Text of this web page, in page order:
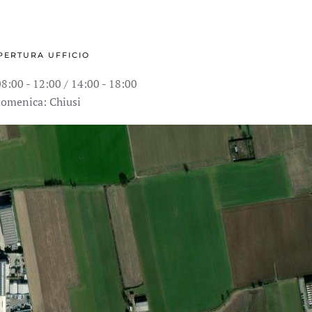
UFFICIO
- 12:00 / 14:00 - 18:00
Chiusi